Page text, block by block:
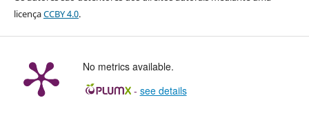
licençaCCBY 4.0.
No metrics available.
- see details